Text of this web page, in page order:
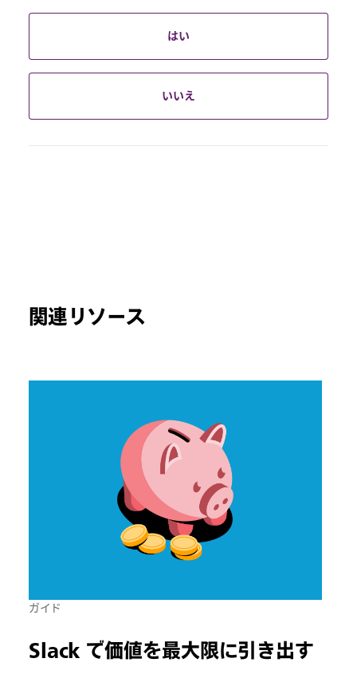
はい
いいえ
関連リソース
ガイド
Slack で価値を最大限に引き出す